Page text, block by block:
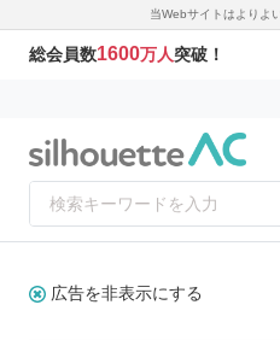
当Webサイトはよりよ
総会員数1600万人突破！
広告を非表示にする